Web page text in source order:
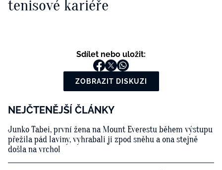
tenisové kariéře
Sdílet nebo uložit:
ZOBRAZIT DISKUZI
NEJČTENĚJŠÍ ČLÁNKY
Junko Tabei, první žena na Mount Everestu během výstupu
přežila pád laviny, vyhrabali ji zpod sněhu a ona stejně
došla na vrchol